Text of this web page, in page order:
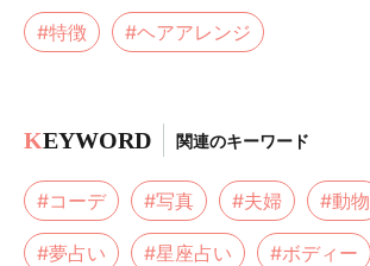
#特徴 #ヘアアレンジ
KEYWORD 関連のキーワード
#コーデ #写真 #夫婦 #動物
#夢占い #星座占い #ボディー